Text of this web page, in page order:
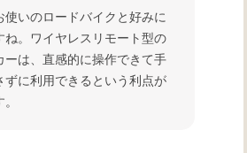
使いのロードバイクと好みに
ね。ワイヤレスリモート型の
ーは、直感的に操作できて手
ずに利用できるという利点が